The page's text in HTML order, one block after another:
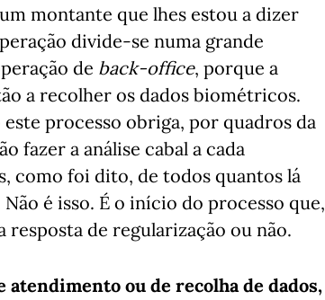
montante que lhes estou a dizer
divide-se numa grande
de back-office, porque a
a recolher os dados biométricos.
processo obriga, por quadros da
fazer a análise cabal a cada
como foi dito, de todos quantos lá
é isso. É o início do processo que,
de regularização ou não.
atendimento ou de recolha de dados,